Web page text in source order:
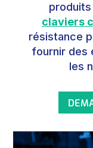
produits
claviers
résistance
fournir des
les